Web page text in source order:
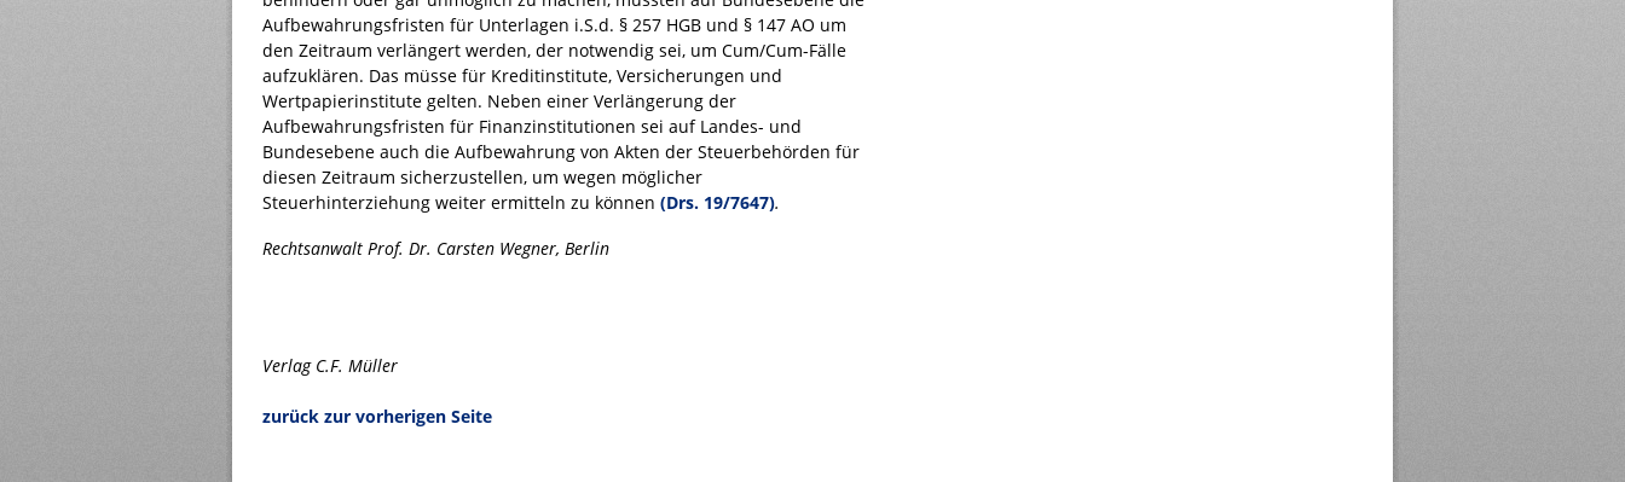
Aufbewahrungsfristen für Unterlagen i.S.d. § 257 HGB und § 147 AO um
den Zeitraum verlängert werden, der notwendig sei, um Cum/Cum-Fälle
aufzuklären. Das müsse für Kreditinstitute, Versicherungen und
Wertpapierinstitute gelten. Neben einer Verlängerung der
Aufbewahrungsfristen für Finanzinstitutionen sei auf Landes- und
Bundesebene auch die Aufbewahrung von Akten der Steuerbehörden für
diesen Zeitraum sicherzustellen, um wegen möglicher
Steuerhinterziehung weiter ermitteln zu können (Drs. 19/7647).
Rechtsanwalt Prof. Dr. Carsten Wegner, Berlin
Verlag C.F. Müller
zurück zur vorherigen Seite